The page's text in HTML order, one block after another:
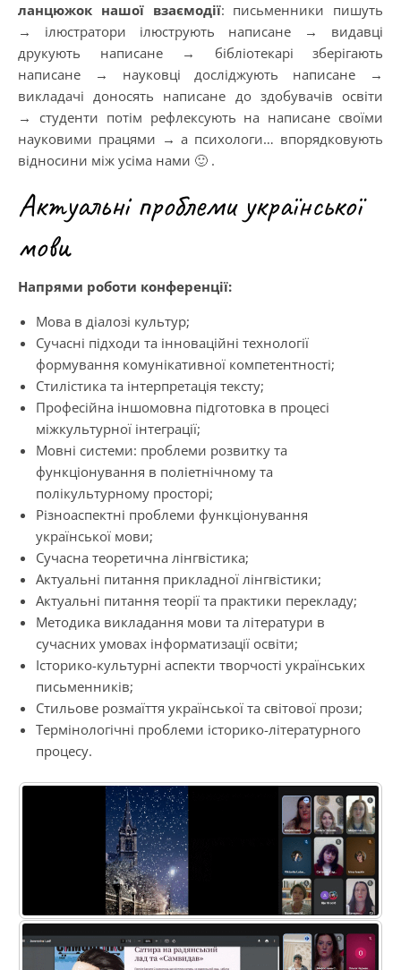
ланцюжок нашої взаємодії: письменники пишуть
→ ілюстратори ілюструють написане → видавці
друкують написане → бібліотекарі зберігають
написане → науковці досліджують написане →
викладачі доносять написане до здобувачів освіти
→ студенти потім рефлексують на написане своїми
науковими працями → а психологи… впорядковують
відносини між усіма нами 🙂 .
Актуальні проблеми української
мови
Напрями роботи конференції:
Мова в діалозі культур;
Сучасні підходи та інноваційні технології
формування комунікативної компетентності;
Стилістика та інтерпретація тексту;
Професійна іншомовна підготовка в процесі
міжкультурної інтеграції;
Мовні системи: проблеми розвитку та
функціонування в поліетнічному та
полікультурному просторі;
Різноаспектні проблеми функціонування
української мови;
Сучасна теоретична лінгвістика;
Актуальні питання прикладної лінгвістики;
Актуальні питання теорії та практики перекладу;
Методика викладання мови та літератури в
сучасних умовах інформатизації освіти;
Історико-культурні аспекти творчості українських
письменників;
Стильове розмаїття української та світової прози;
Термінологічні проблеми історико-літературного
процесу.